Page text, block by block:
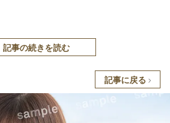
記事の続きを読む
記事に戻る